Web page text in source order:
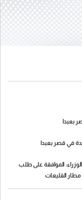
بعبدا
في قصر بعبدا
الموافقة على طلب
القليعات